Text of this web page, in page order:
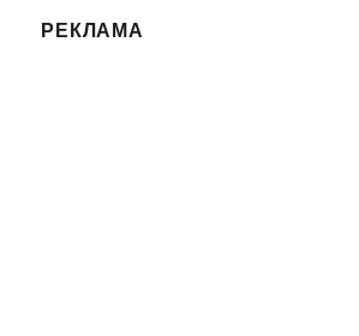
РЕКЛАМА